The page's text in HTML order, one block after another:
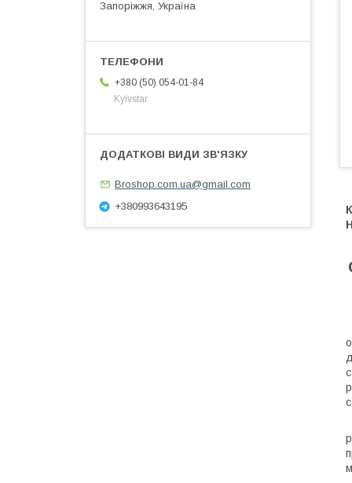
Запоріжжя, Україна
+380 (50) 054-01-84
Kyivstar
Broshop.com.ua@gmail.com
+380993643195